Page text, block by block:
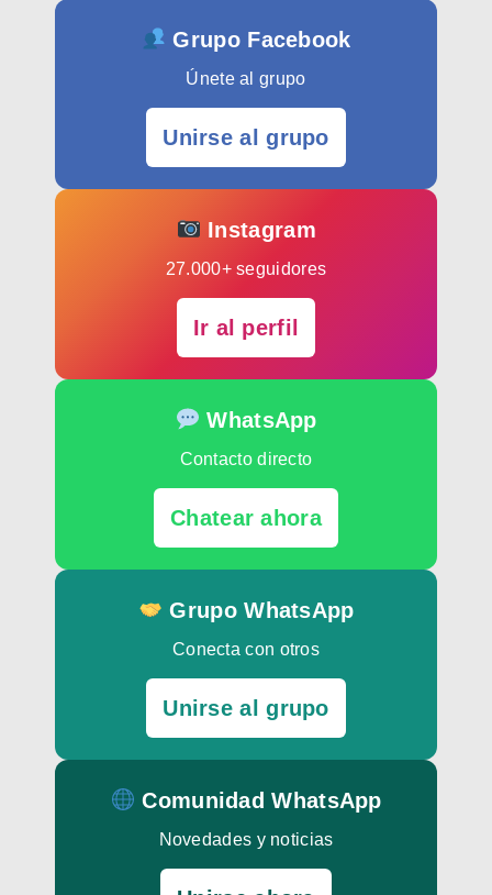
Grupo Facebook
Únete al grupo
Unirse al grupo
Instagram
27.000+ seguidores
Ir al perfil
WhatsApp
Contacto directo
Chatear ahora
Grupo WhatsApp
Conecta con otros
Unirse al grupo
Comunidad WhatsApp
Novedades y noticias